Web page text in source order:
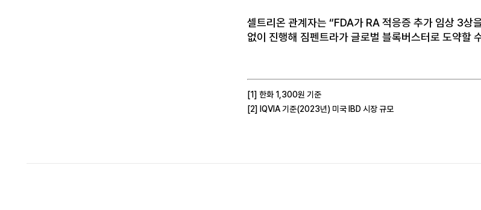
셀트리온 관계자는 “FDA가 RA적응증 추가 임상 3상
없이 진행해 짐펜트라가 글로벌 블록버스터로 도약할
[1] 한화 1,300원 기준
[2] IQVIA기준(2023년) 미국 IBD시장 규모